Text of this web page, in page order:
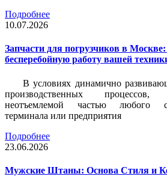
Подробнее
10.07.2026
Запчасти для погрузчиков в
бесперебойную работу вашей
В условиях динамично
производственных
неотъемлемой частью любого
терминала или предприятия
Подробнее
23.06.2026
Мужские Штаны: Основа Стиля и